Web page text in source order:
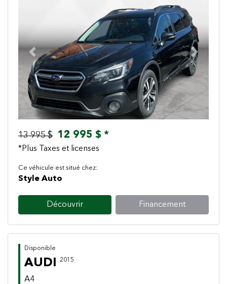
Previous Next
13 995 $ 12 995 $ *
*Plus Taxes et licenses
Ce véhicule est situé chez:
Style Auto
Découvrir Financement
Disponible
AUDI 2015
A4